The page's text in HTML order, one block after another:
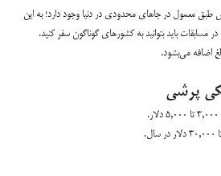
طبق معمول در جاهای محدودی در دنیا وجود دارد؛ به این
باید بتوانید به کشورهای گوناگون سفر کنید.
اضافه می‌بشود.
پرشی